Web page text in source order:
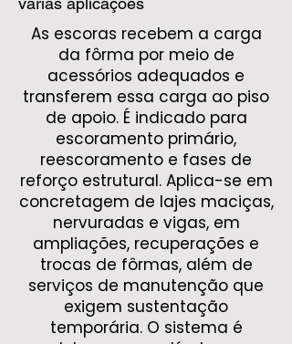
As escoras recebem a carga
da fôrma por meio de
acessórios adequados e
transferem essa carga ao piso
de apoio. É indicado para
escoramento primário,
reescoramento e fases de
reforço estrutural. Aplica-se em
concretagem de lajes maciças,
nervuradas e vigas, em
ampliações, recuperações e
trocas de fôrmas, além de
serviços de manutenção que
exigem sustentação
temporária. O sistema é